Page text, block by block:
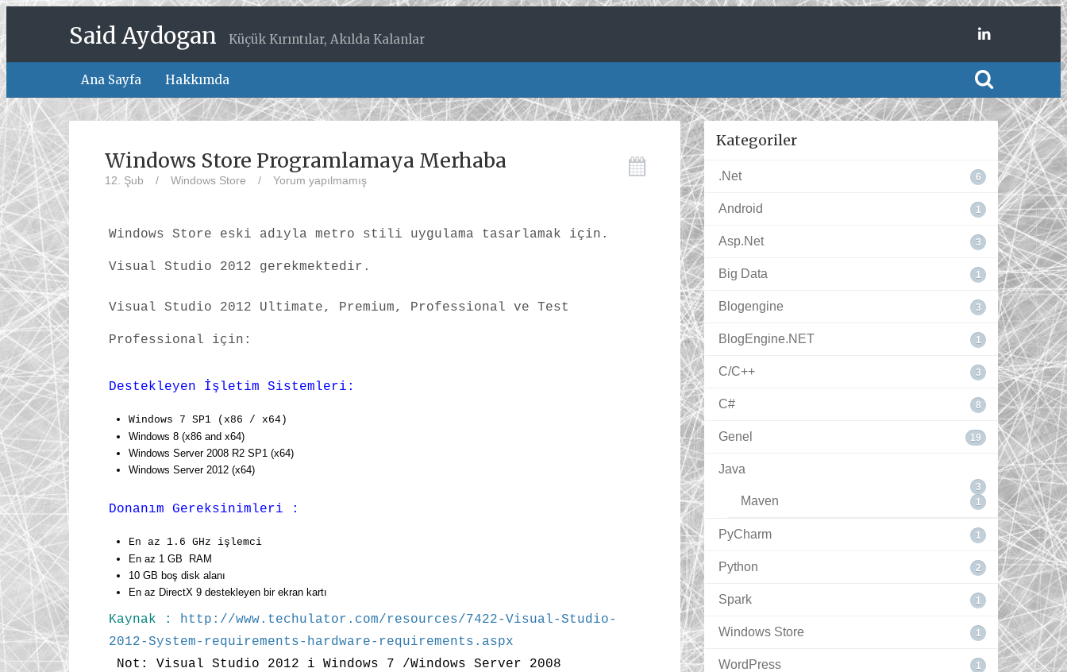
Said Aydogan Küçük Kırıntılar, Akılda Kalanlar
Ana Sayfa Hakkımda
Windows Store Programlamaya Merhaba
12. Şub / Windows Store / Yorum yapılmamış
Windows Store eski adıyla metro stili uygulama tasarlamak için.
Visual Studio 2012 gerekmektedir.
Visual Studio 2012 Ultimate, Premium, Professional ve Test
Professional için:
Destekleyen İşletim Sistemleri:
Windows 7 SP1 (x86 / x64)
Windows 8 (x86 and x64)
Windows Server 2008 R2 SP1 (x64)
Windows Server 2012 (x64)
Donanım Gereksinimleri :
En az 1.6 GHz işlemci
En az 1 GB RAM
10 GB boş disk alanı
En az DirectX 9 destekleyen bir ekran kartı
Kaynak :
http://www.techulator.com/resources/7422-Visual-Studio-
2012-System-requirements-hardware-requirements.aspx
Not: Visual Studio 2012 i Windows 7 /Windows Server 2008
Kategoriler
.Net 6
Android 1
Asp.Net 3
Big Data 1
Blogengine 3
BlogEngine.NET 1
C/C++ 3
C# 8
Genel 19
Java
3
Maven 1
PyCharm 1
Python 2
Spark 1
Windows Store 1
WordPress 1